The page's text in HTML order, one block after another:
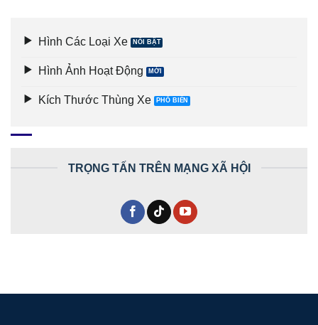
Hình Các Loại Xe
Hình Ảnh Hoạt Động
Kích Thước Thùng Xe
TRỌNG TẤN TRÊN MẠNG XÃ HỘI